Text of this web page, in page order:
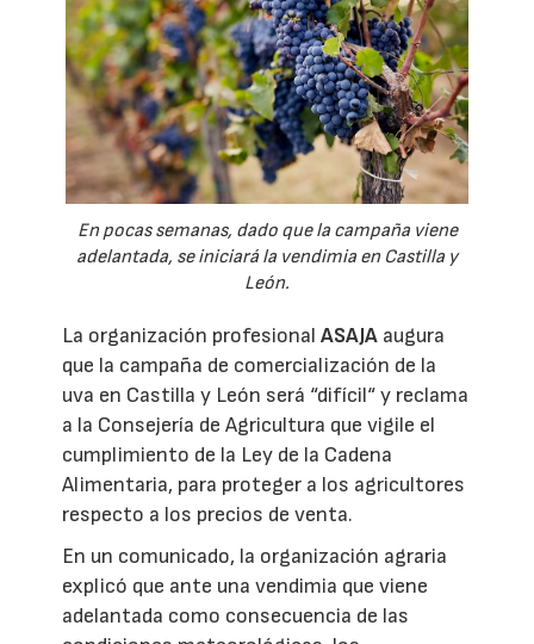
En pocas semanas, dado que la campaña viene
adelantada, se iniciará la vendimia en Castilla y
León.
La organización profesionalASAJA augura
que la campaña de comercialización de la
uva en Castilla y León será “difícil“ y reclama
a la Consejería de Agricultura que vigile el
cumplimiento de la Ley de la Cadena
Alimentaria, para proteger a los agricultores
respecto a los precios de venta.
En un comunicado, la organización agraria
explicó que ante una vendimia que viene
adelantada como consecuencia de las